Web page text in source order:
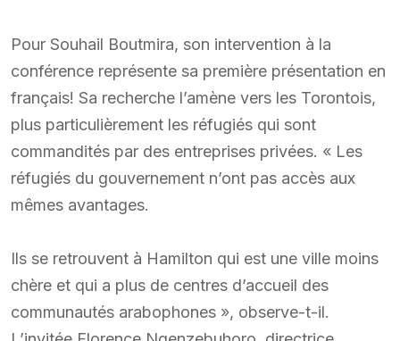
Pour Souhail Boutmira, son intervention à la
conférence représente sa première présentation en
français! Sa recherche l’amène vers les Torontois,
plus particulièrement les réfugiés qui sont
commandités par des entreprises privées. « Les
réfugiés du gouvernement n’ont pas accès aux
mêmes avantages.
Ils se retrouvent à Hamilton qui est une ville moins
chère et qui a plus de centres d’accueil des
communautés arabophones », observe-t-il.